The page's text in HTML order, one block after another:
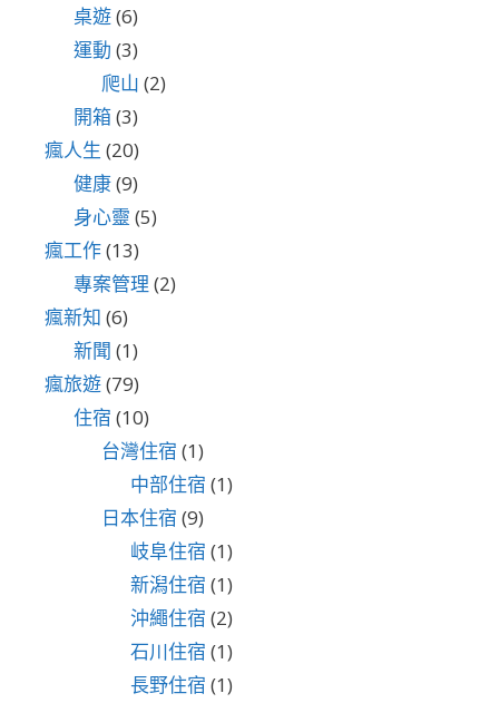
桌遊(6)
運動 (3)
爬山 (2)
開箱(3)
瘋人生 (20)
健康(9)
身心靈 (5)
瘋工作(13)
專案管理 (2)
瘋新知 (6)
新聞 (1)
瘋旅遊(79)
住宿 (10)
台灣住宿 (1)
中部住宿 (1)
日本住宿 (9)
岐阜住宿 (1)
新潟住宿 (1)
沖繩住宿 (2)
石川住宿 (1)
長野住宿 (1)